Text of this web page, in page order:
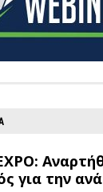
για την